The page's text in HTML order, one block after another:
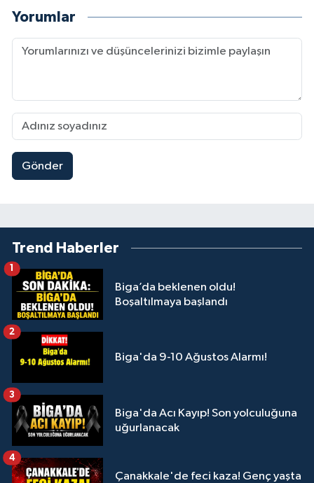
Yorumlar
Gönder
Trend Haberler
Biga’da beklenen oldu!
Boşaltılmaya başlandı
1
Biga'da 9-10 Ağustos Alarmı!
2
Biga'da Acı Kayıp! Son yolculuğuna
uğurlanacak
3
Çanakkale'de feci kaza! Genç yaşta
4